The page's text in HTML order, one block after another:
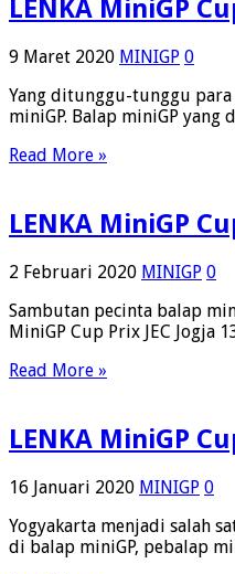
LENKA MiniGP
9 Maret 2020 MINIGP 0
Yang ditunggu-tunggu para
miniGP. Balap miniGP
Read More »
LENKA MiniGP
2 Februari 2020 MINIGP 0
Sambutan pecinta balap
MiniGP Cup Prix JEC
Read More »
LENKA MiniGP
16 Januari 2020 MINIGP 0
Yogyakarta menjadi salah
di balap miniGP, pebalap